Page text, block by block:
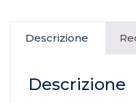
Descrizione
Descrizione